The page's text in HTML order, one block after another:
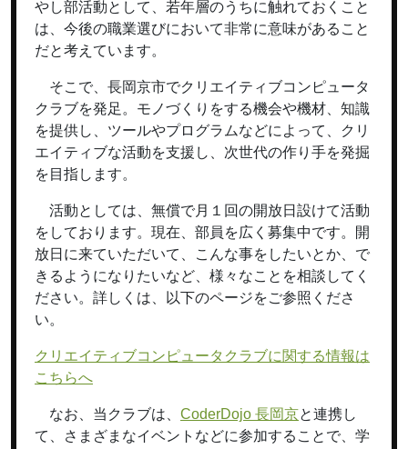
やし部活動として、若年層のうちに触れておくこと
は、今後の職業選びにおいて非常に意味があること
だと考えています。
そこで、長岡京市でクリエイティブコンピュータ
クラブを発足。モノづくりをする機会や機材、知識
を提供し、ツールやプログラムなどによって、クリ
エイティブな活動を支援し、次世代の作り手を発掘
を目指します。
活動としては、無償で月１回の開放日設けて活動
をしております。現在、部員を広く募集中です。開
放日に来ていただいて、こんな事をしたいとか、で
きるようになりたいなど、様々なことを相談してく
ださい。詳しくは、以下のページをご参照くださ
い。
クリエイティブコンピュータクラブに関する情報は
こちらへ
なお、当クラブは、 CoderDojo 長岡京と連携し
て、さまざまなイベントなどに参加することで、学